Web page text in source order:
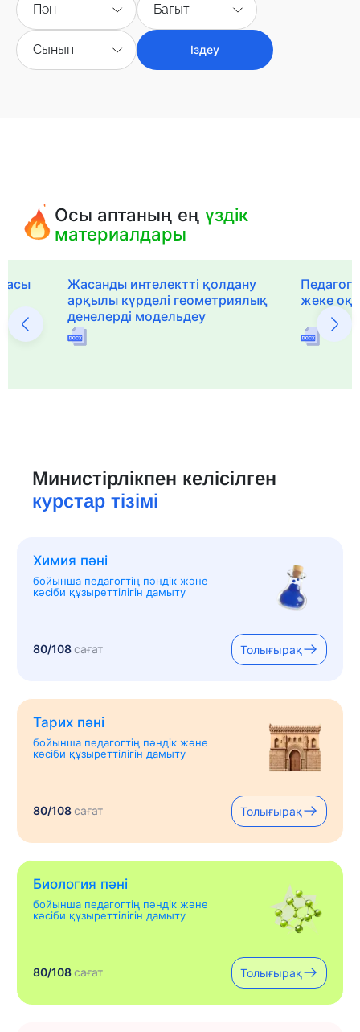
Пән Бағыт
Сынып Іздеу
Осы аптаның еңүздік
материалдары
Жасанды интелектті қолдану
арқылы күрделі геометриялық
денелерді модельдеу
жеке
Министірлікпен келісілген
курстар тізімі
Химия пәні
бойынша педагогтің пәндік және
кәсіби құзыреттілігін дамыту
80/108сағат Толығырақ
Тарих пәні
бойынша педагогтің пәндік және
кәсіби құзыреттілігін дамыту
80/108сағат Толығырақ
Биология пәні
бойынша педагогтің пәндік және
кәсіби құзыреттілігін дамыту
80/108сағат Толығырақ